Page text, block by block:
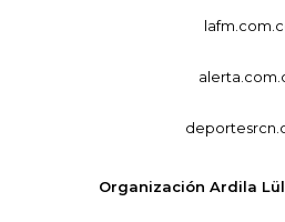
Organización Ardila